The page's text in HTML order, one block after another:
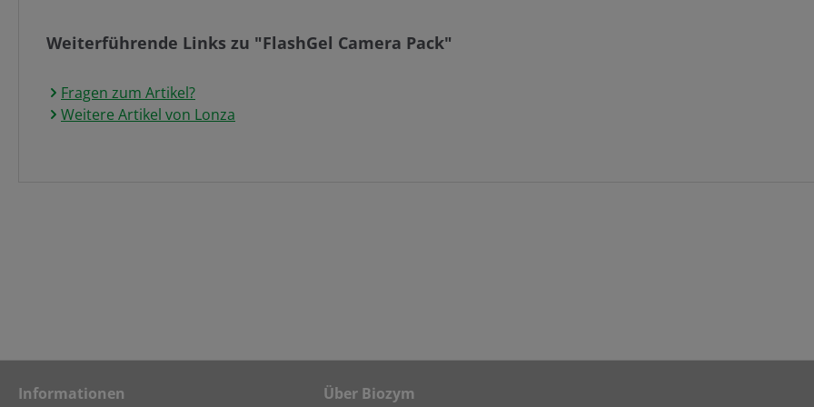
Weiterführende Links zu "FlashGel Camera Pack"
Fragen zum Artikel?
Weitere Artikel von Lonza
Informationen Über Biozym